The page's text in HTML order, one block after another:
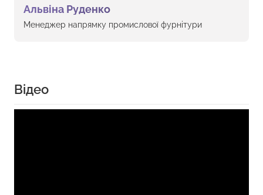
Альвіна Руденко
Менеджер напрямку промислової фурнітури
Відео